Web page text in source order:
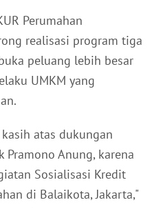
Perumahan
realisasi program tiga
peluang lebih besar
UMKM yang
atas dukungan
Pramono Anung, karena
Sosialisasi Kredit
di Balaikota, Jakarta,"